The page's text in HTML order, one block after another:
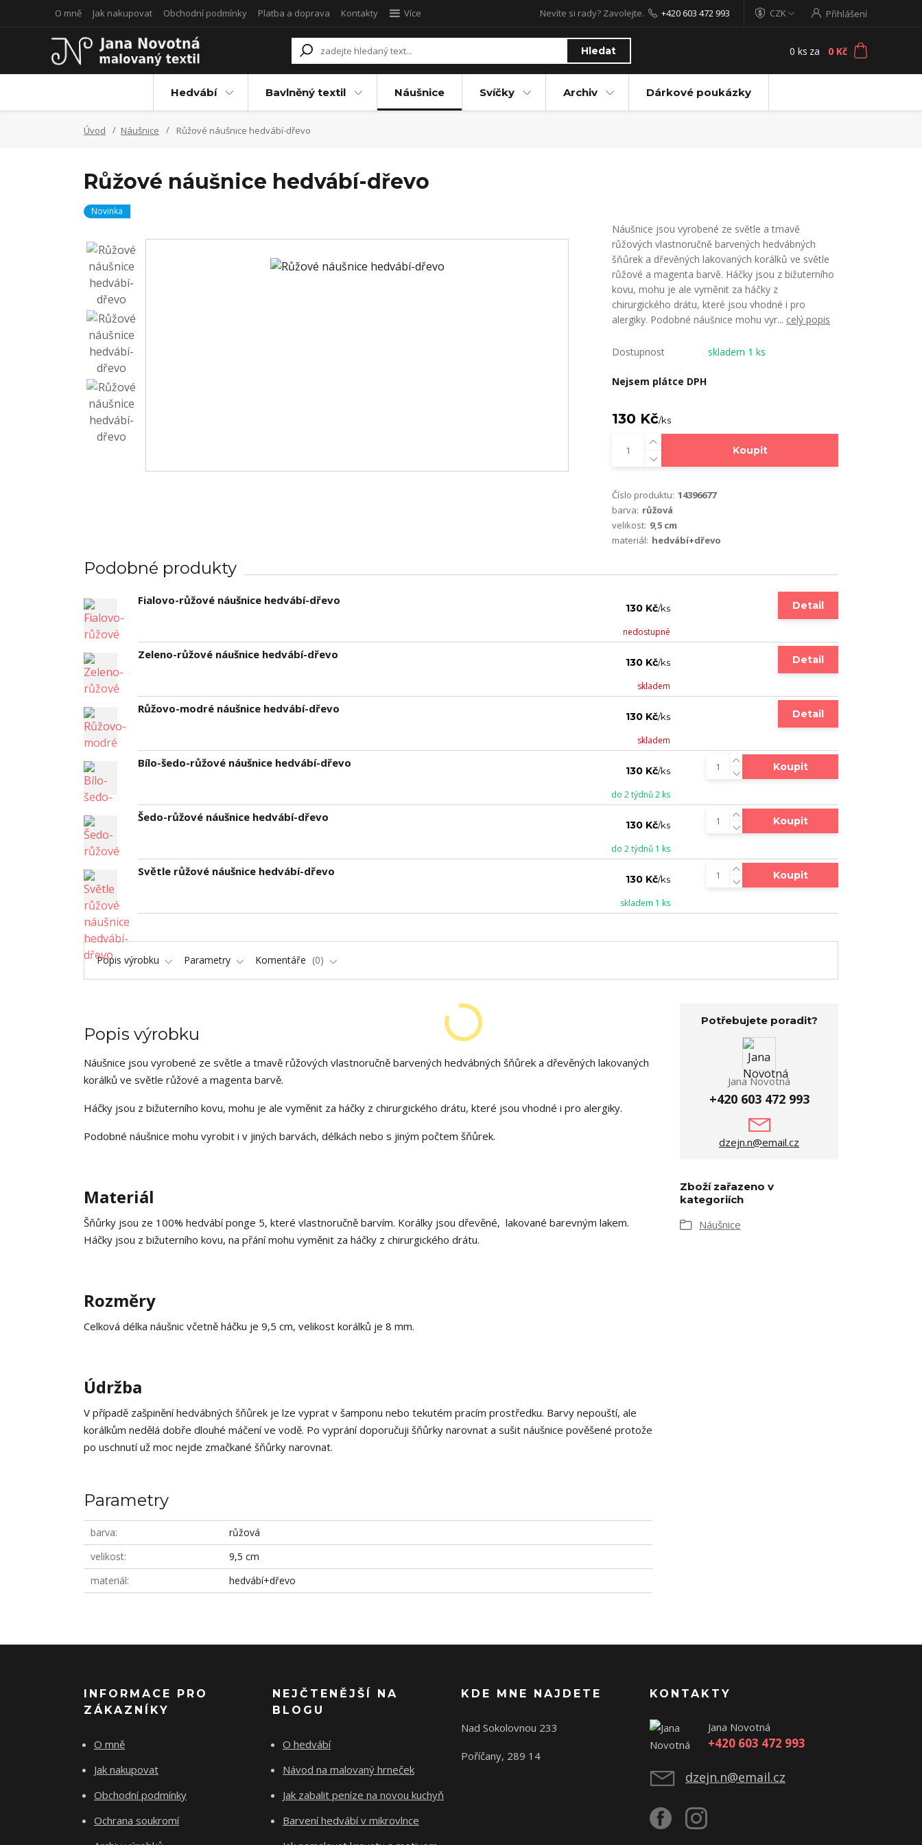
O mně Jak nakupovat Obchodní podmínky Platba a doprava Kontakty Více CZK Přihlášení
Hledat
Nevíte si rady? Zavolejte. +420 603 472 993
0 ks za 0 Kč
Hedvábí Bavlněný textil Náušnice Svíčky Archiv Dárkové poukázky
Úvod Náušnice Růžové náušnice hedvábí-dřevo
Růžové náušnice hedvábí-dřevo
Novinka
Náušnice jsou vyrobené ze světle a tmavě
růžových vlastnoručně barvených hedvábných
šňůrek a dřevěných lakovaných korálků ve světle
růžové a magenta barvě. Háčky jsou z bižuterního
kovu, mohu je ale vyměnit za háčky z
chirurgického drátu, které jsou vhodné i pro
alergiky. Podobné náušnice mohu vyr... celý popis
Dostupnost skladem 1 ks
Nejsem plátce DPH
130 Kč/ks
Koupit
Číslo produktu: 14396677
barva: růžová
velikost: 9,5 cm
materiál: hedvábí+dřevo
Podobné produkty
Fialovo-růžové náušnice hedvábí-dřevo
130 Kč/ks
nedostupné
Detail
Zeleno-růžové náušnice hedvábí-dřevo
130 Kč/ks
skladem
Detail
Růžovo-modré náušnice hedvábí-dřevo
130 Kč/ks
skladem
Detail
Bílo-šedo-růžové náušnice hedvábí-dřevo
130 Kč/ks
do 2 týdnů 2 ks
Koupit
Šedo-růžové náušnice hedvábí-dřevo
130 Kč/ks
do 2 týdnů 1 ks
Koupit
Světle růžové náušnice hedvábí-dřevo
130 Kč/ks
skladem 1 ks
Koupit
Popis výrobku Parametry Komentáře 0
Popis výrobku
Náušnice jsou vyrobené ze světle a tmavě růžových vlastnoručně barvených hedvábných šňůrek a dřevěných lakovaných
korálků ve světle růžové a magenta barvě.
Háčky jsou z bižuterního kovu, mohu je ale vyměnit za háčky z chirurgického drátu, které jsou vhodné i pro alergiky.
Podobné náušnice mohu vyrobit i v jiných barvách, délkách nebo s jiným počtem šňůrek.
Materiál
Šňůrky jsou ze 100% hedvábí ponge 5, které vlastnoručně barvím. Korálky jsou dřevěné, lakované barevným lakem.
Háčky jsou z bižuterního kovu, na přání mohu vyměnit za háčky z chirurgického drátu.
Rozměry
Celková délka náušnic včetně háčku je 9,5 cm, velikost korálků je 8 mm.
Údržba
V případě zašpinění hedvábných šňůrek je lze vyprat v šamponu nebo tekutém pracím prostředku. Barvy nepouští, ale
korálkům nedělá dobře dlouhé máčení ve vodě. Po vyprání doporučuji šňůrky narovnat a sušit náušnice pověšené protože
po uschnutí už moc nejde zmačkané šňůrky narovnat.
Parametry
barva
růžová
velikost
9,5 cm
materiál
hedvábí+dřevo
Potřebujete poradit?
Jana Novotná
+420 603 472 993
dzejn.n@email.cz
Zboží zařazeno v
kategoriích
Náušnice
INFORMACE PRO
ZÁKAZNÍKY
O mně
Jak nakupovat
Obchodní podmínky
Ochrana soukromí
NEJČTENĚJŠÍ NA
BLOGU
O hedvábí
Návod na malovaný hrneček
Jak zabalit peníze na novou kuchyň
Barvení hedvábí v mikrovlnce
KDE MNE NAJDETE
Nad Sokolovnou 233
Poříčany, 289 14
KONTAKTY
Jana Novotná
+420 603 472 993
dzejn.n@email.cz